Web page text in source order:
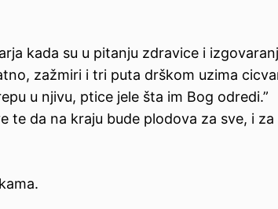
kada su u pitanju zdravice i
zažmiri i tri puta drškom uzima
u njivu, ptice jele šta im Bog odredi.”
te da na kraju bude plodova za sve, i za